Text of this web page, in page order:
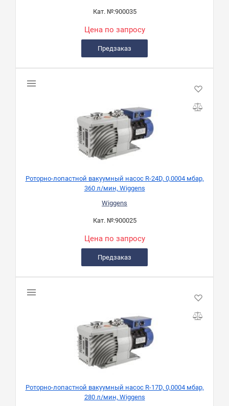
Кат. №:900035
Цена по запросу
Предзаказ
Роторно-лопастной вакуумный насос R-24D, 0,0004 мбар,
360 л/мин, Wiggens
Wiggens
Кат. №:900025
Цена по запросу
Предзаказ
Роторно-лопастной вакуумный насос R-17D, 0,0004 мбар,
280 л/мин, Wiggens